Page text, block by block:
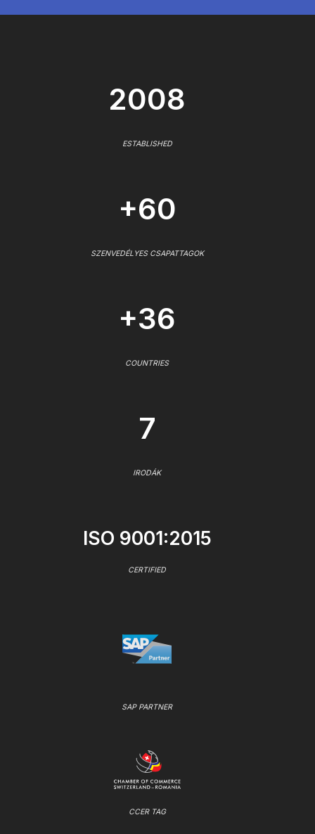
2008
ESTABLISHED
+60
SZENVEDÉLYES CSAPATTAGOK
+36
COUNTRIES
7
IRODÁK
ISO 9001:2015
CERTIFIED
SAP PARTNER
CCER TAG